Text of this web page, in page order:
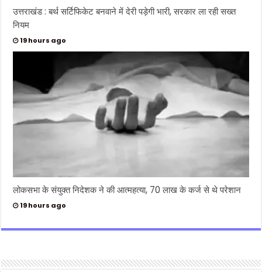
उत्तराखंड : बर्थ सर्टिफिकेट बनवाने में देरी पड़ेगी भारी, सरकार ला रही सख्त
नियम
19 hours ago
लोकसभा के संयुक्त निदेशक ने की आत्महत्या, 70 लाख के कर्ज से थे परेशान
19 hours ago